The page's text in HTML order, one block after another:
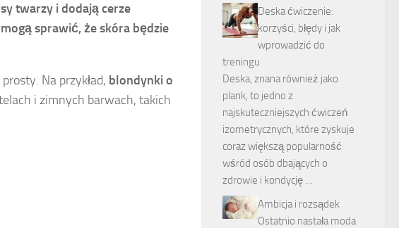
twarzy i dodają cerze
sprawić, że skóra będzie
Na przykład, blondynki o
i zimnych barwach, takich
Deska ćwiczenie:
korzyści, błędy i jak
wprowadzić do
treningu
Deska, znana również jako
plank, to jedno z
najskuteczniejszych ćwiczeń
izometrycznych, które zyskuje
coraz większą popularność
wśród osób dbających o
zdrowie i kondycję …
Ambicja i rozsądek
Ostatnio nastała moda